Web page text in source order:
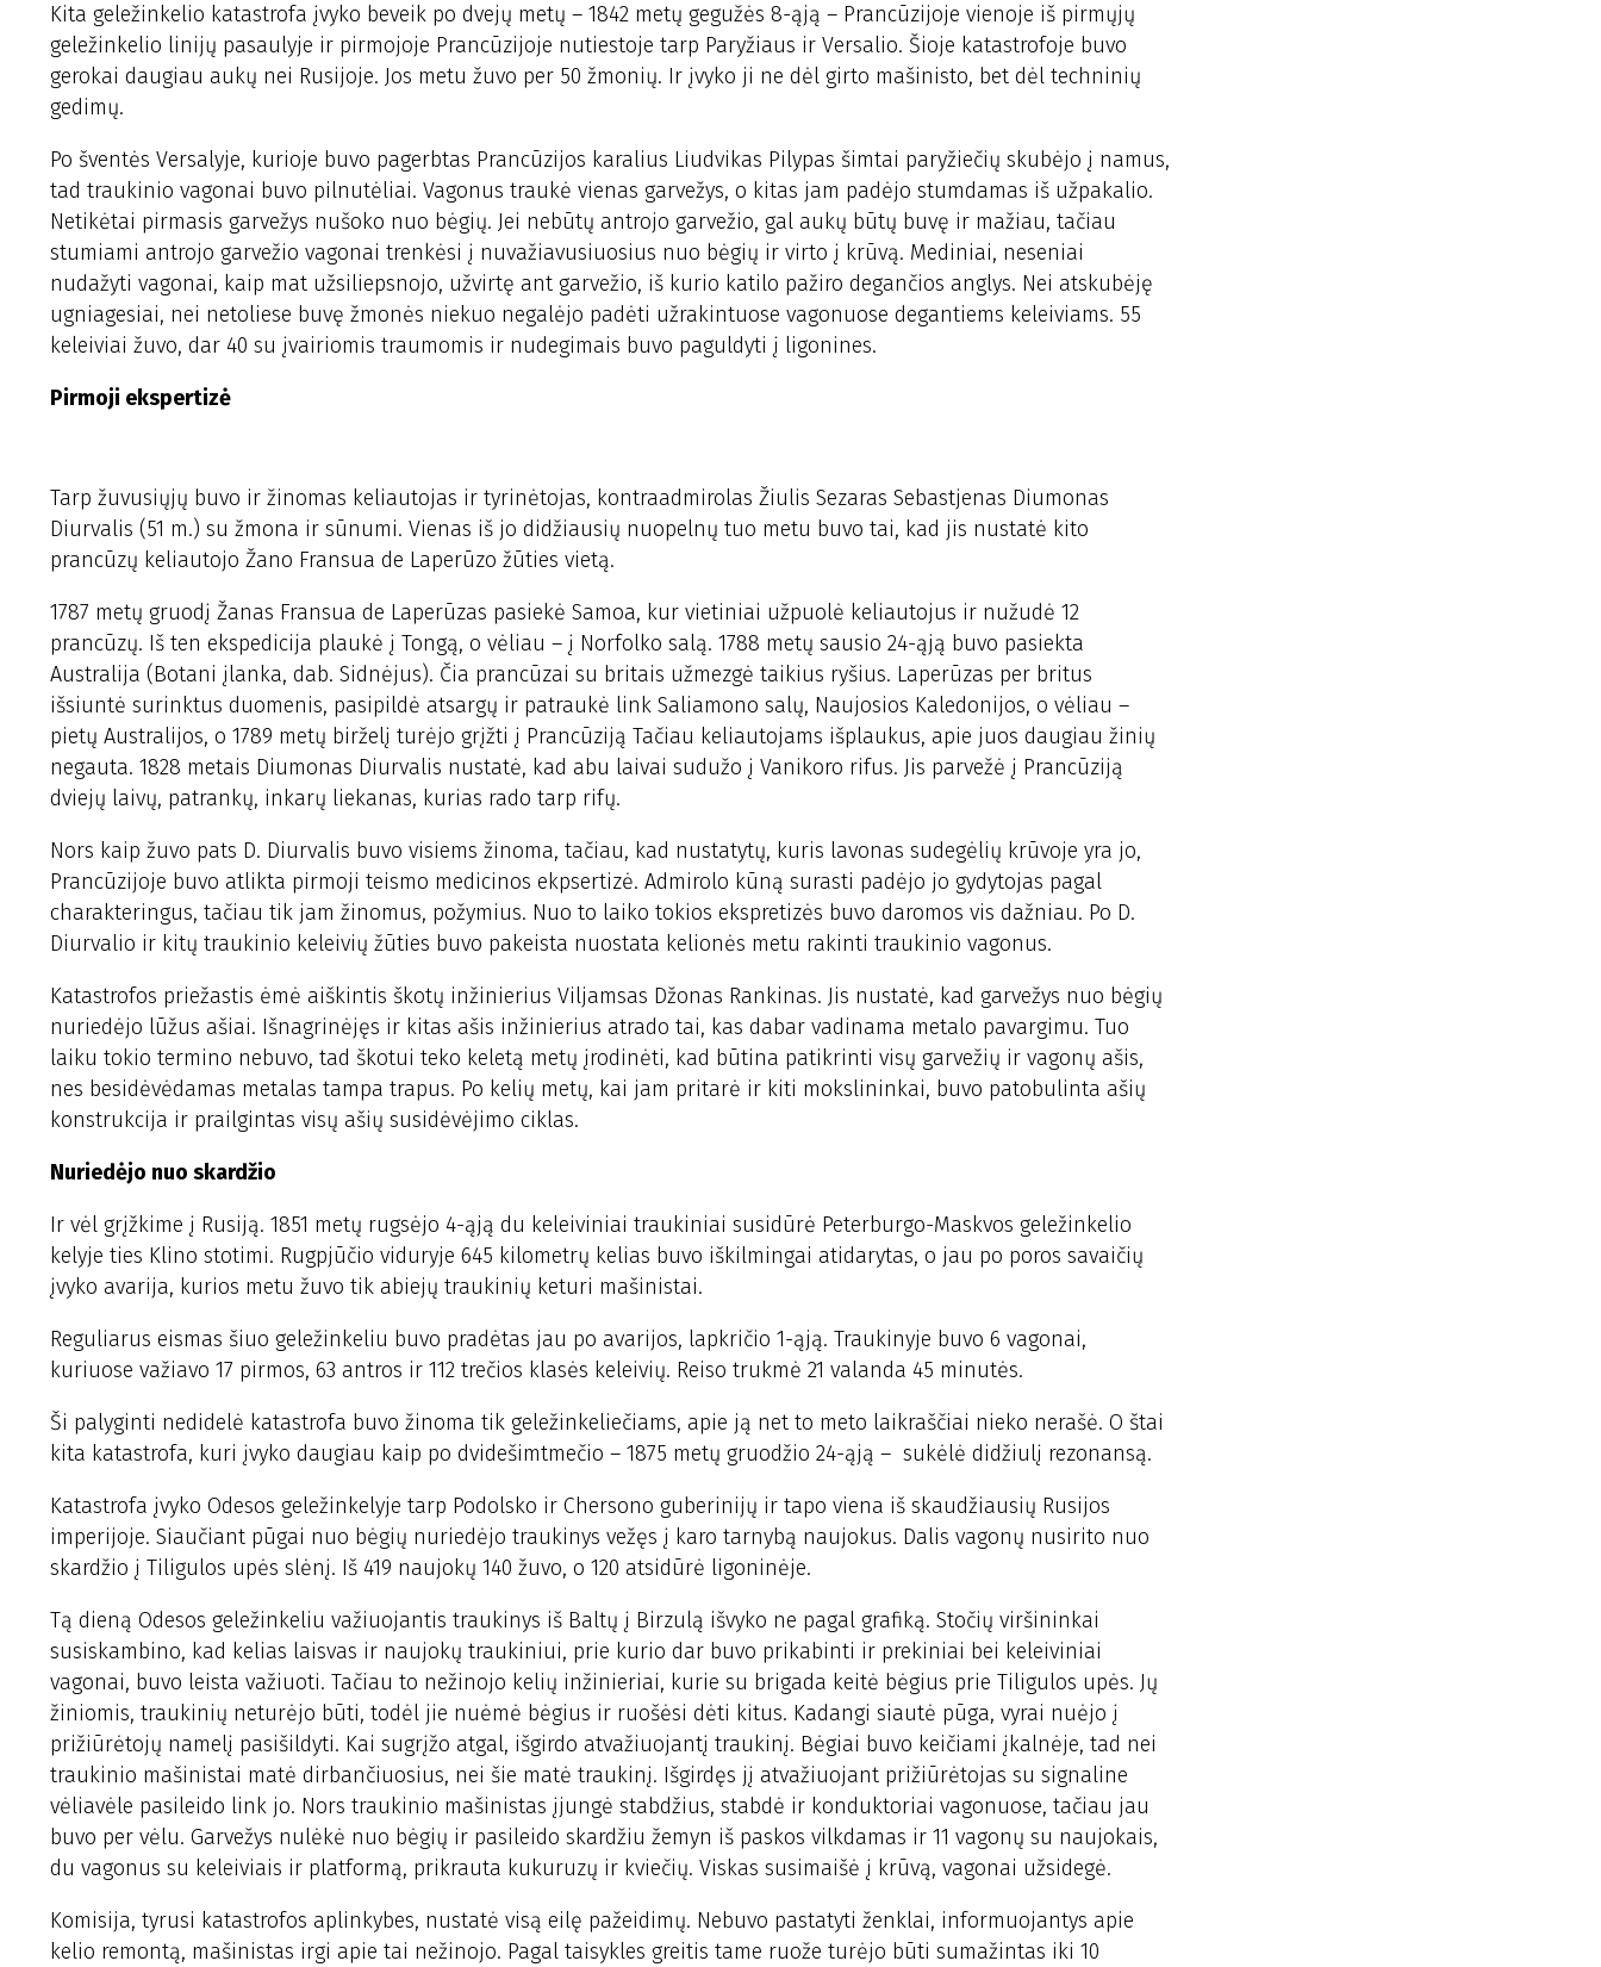
Kita geležinkelio katastrofa įvyko beveik po dvejų metų – 1842 metų gegužės 8-ąją – Prancūzijoje vienoje iš pirmųjų
geležinkelio linijų pasaulyje ir pirmojoje Prancūzijoje nutiestoje tarp Paryžiaus ir Versalio. Šioje katastrofoje buvo
gerokai daugiau aukų nei Rusijoje. Jos metu žuvo per 50 žmonių. Ir įvyko ji ne dėl girto mašinisto, bet dėl techninių
gedimų.
Po šventės Versalyje, kurioje buvo pagerbtas Prancūzijos karalius Liudvikas Pilypas šimtai paryžiečių skubėjo į namus,
tad traukinio vagonai buvo pilnutėliai. Vagonus traukė vienas garvežys, o kitas jam padėjo stumdamas iš užpakalio.
Netikėtai pirmasis garvežys nušoko nuo bėgių. Jei nebūtų antrojo garvežio, gal aukų būtų buvę ir mažiau, tačiau
stumiami antrojo garvežio vagonai trenkėsi į nuvažiavusiuosius nuo bėgių ir virto į krūvą. Mediniai, neseniai
nudažyti vagonai, kaip mat užsiliepsnojo, užvirtę ant garvežio, iš kurio katilo pažiro degančios anglys. Nei atskubėję
ugniagesiai, nei netoliese buvę žmonės niekuo negalėjo padėti užrakintuose vagonuose degantiems keleiviams. 55
keleiviai žuvo, dar 40 su įvairiomis traumomis ir nudegimais buvo paguldyti į ligonines.
Pirmoji ekspertizė
Tarp žuvusiųjų buvo ir žinomas keliautojas ir tyrinėtojas, kontraadmirolas Žiulis Sezaras Sebastjenas Diumonas
Diurvalis (51 m.) su žmona ir sūnumi. Vienas iš jo didžiausių nuopelnų tuo metu buvo tai, kad jis nustatė kito
prancūzų keliautojo Žano Fransua de Laperūzo žūties vietą.
1787 metų gruodį Žanas Fransua de Laperūzas pasiekė Samoa, kur vietiniai užpuolė keliautojus ir nužudė 12
prancūzų. Iš ten ekspedicija plaukė į Tongą, o vėliau – į Norfolko salą. 1788 metų sausio 24-ąją buvo pasiekta
Australija (Botani įlanka, dab. Sidnėjus). Čia prancūzai su britais užmezgė taikius ryšius. Laperūzas per britus
išsiuntė surinktus duomenis, pasipildė atsargų ir patraukė link Saliamono salų, Naujosios Kaledonijos, o vėliau –
pietų Australijos, o 1789 metų birželį turėjo grįžti į Prancūziją Tačiau keliautojams išplaukus, apie juos daugiau žinių
negauta. 1828 metais Diumonas Diurvalis nustatė, kad abu laivai sudužo į Vanikoro rifus. Jis parvežė į Prancūziją
dviejų laivų, patrankų, inkarų liekanas, kurias rado tarp rifų.
Nors kaip žuvo pats D. Diurvalis buvo visiems žinoma, tačiau, kad nustatytų, kuris lavonas sudegėlių krūvoje yra jo,
Prancūzijoje buvo atlikta pirmoji teismo medicinos ekpsertizė. Admirolo kūną surasti padėjo jo gydytojas pagal
charakteringus, tačiau tik jam žinomus, požymius. Nuo to laiko tokios ekspretizės buvo daromos vis dažniau. Po D.
Diurvalio ir kitų traukinio keleivių žūties buvo pakeista nuostata kelionės metu rakinti traukinio vagonus.
Katastrofos priežastis ėmė aiškintis škotų inžinierius Viljamsas Džonas Rankinas. Jis nustatė, kad garvežys nuo bėgių
nuriedėjo lūžus ašiai. Išnagrinėjęs ir kitas ašis inžinierius atrado tai, kas dabar vadinama metalo pavargimu. Tuo
laiku tokio termino nebuvo, tad škotui teko keletą metų įrodinėti, kad būtina patikrinti visų garvežių ir vagonų ašis,
nes besidėvėdamas metalas tampa trapus. Po kelių metų, kai jam pritarė ir kiti mokslininkai, buvo patobulinta ašių
konstrukcija ir prailgintas visų ašių susidėvėjimo ciklas.
Nuriedėjo nuo skardžio
Ir vėl grįžkime į Rusiją. 1851 metų rugsėjo 4-ąją du keleiviniai traukiniai susidūrė Peterburgo-Maskvos geležinkelio
kelyje ties Klino stotimi. Rugpjūčio viduryje 645 kilometrų kelias buvo iškilmingai atidarytas, o jau po poros savaičių
įvyko avarija, kurios metu žuvo tik abiejų traukinių keturi mašinistai.
Reguliarus eismas šiuo geležinkeliu buvo pradėtas jau po avarijos, lapkričio 1-ąją. Traukinyje buvo 6 vagonai,
kuriuose važiavo 17 pirmos, 63 antros ir 112 trečios klasės keleivių. Reiso trukmė 21 valanda 45 minutės.
Ši palyginti nedidelė katastrofa buvo žinoma tik geležinkeliečiams, apie ją net to meto laikraščiai nieko nerašė. O štai
kita katastrofa, kuri įvyko daugiau kaip po dvidešimtmečio – 1875 metų gruodžio 24-ąją – sukėlė didžiulį rezonansą.
Katastrofa įvyko Odesos geležinkelyje tarp Podolsko ir Chersono guberinijų ir tapo viena iš skaudžiausių Rusijos
imperijoje. Siaučiant pūgai nuo bėgių nuriedėjo traukinys vežęs į karo tarnybą naujokus. Dalis vagonų nusirito nuo
skardžio į Tiligulos upės slėnį. Iš 419 naujokų 140 žuvo, o 120 atsidūrė ligoninėje.
Tą dieną Odesos geležinkeliu važiuojantis traukinys iš Baltų į Birzulą išvyko ne pagal grafiką. Stočių viršininkai
susiskambino, kad kelias laisvas ir naujokų traukiniui, prie kurio dar buvo prikabinti ir prekiniai bei keleiviniai
vagonai, buvo leista važiuoti. Tačiau to nežinojo kelių inžinieriai, kurie su brigada keitė bėgius prie Tiligulos upės. Jų
žiniomis, traukinių neturėjo būti, todėl jie nuėmė bėgius ir ruošėsi dėti kitus. Kadangi siautė pūga, vyrai nuėjo į
prižiūrėtojų namelį pasišildyti. Kai sugrįžo atgal, išgirdo atvažiuojantį traukinį. Bėgiai buvo keičiami įkalnėje, tad nei
traukinio mašinistai matė dirbančiuosius, nei šie matė traukinį. Išgirdęs jį atvažiuojant prižiūrėtojas su signaline
vėliavėle pasileido link jo. Nors traukinio mašinistas įjungė stabdžius, stabdė ir konduktoriai vagonuose, tačiau jau
buvo per vėlu. Garvežys nulėkė nuo bėgių ir pasileido skardžiu žemyn iš paskos vilkdamas ir 11 vagonų su naujokais,
du vagonus su keleiviais ir platformą, prikrauta kukuruzų ir kviečių. Viskas susimaišė į krūvą, vagonai užsidegė.
Komisija, tyrusi katastrofos aplinkybes, nustatė visą eilę pažeidimų. Nebuvo pastatyti ženklai, informuojantys apie
kelio remontą, mašinistas irgi apie tai nežinojo. Pagal taisykles greitis tame ruože turėjo būti sumažintas iki 10